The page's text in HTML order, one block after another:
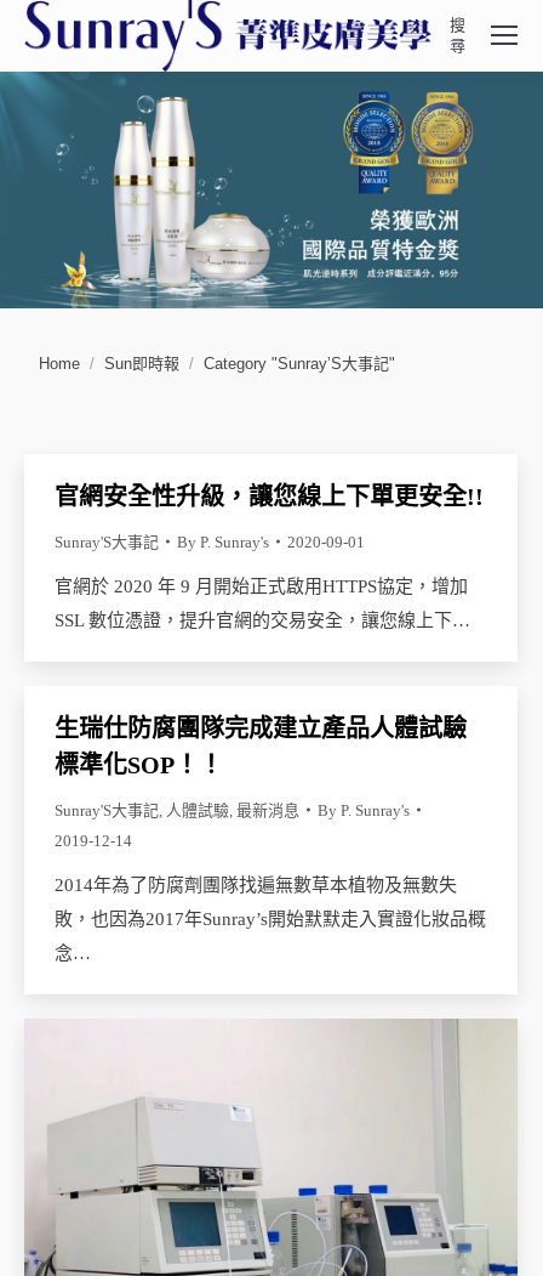
Search:
搜
尋
You are here:
Home Sun即時報 Category "Sunray’S大事記"
官網安全性升級，讓您線上下單更安全!!
Sunray'S大事記 By P. Sunray's 2020-09-01
官網於 2020 年 9 月開始正式啟用HTTPS協定，增加
SSL 數位憑證，提升官網的交易安全，讓您線上下…
生瑞仕防腐團隊完成建立產品人體試驗
標準化SOP！！
Sunray'S大事記 人體試驗 最新消息 By P. Sunray's
2019-12-14
2014年為了防腐劑團隊找遍無數草本植物及無數失
敗，也因為2017年Sunray’s開始默默走入實證化妝品概
念…